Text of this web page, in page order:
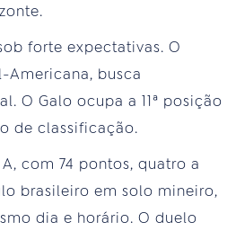
forte expectativas. O
Americana, busca
O Galo ocupa a 11ª posição
de classificação.
com 74 pontos, quatro a
brasileiro em solo mineiro,
dia e horário. O duelo